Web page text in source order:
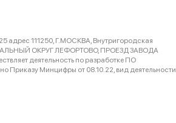
111250, Г.МОСКВА, Внутригородская
ОКРУГ ЛЕФОРТОВО, ПРОЕЗД ЗАВОДА
деятельность по разработке ПО
Приказу Минцифры от 08.10.22, вид деятельности